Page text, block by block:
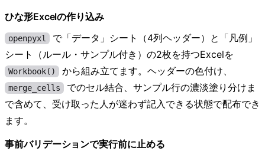
ひな形Excelの作り込み
openpyxl
で「データ」シート（4列ヘッダー）と「凡例」
シート（ルール・サンプル付き）の2枚を持つExcelを
Workbook() から組み立てます。ヘッダーの色付け、
merge_cells
でのセル結合、サンプル行の濃淡塗り分けま
で含めて、受け取った人が迷わず記入できる状態で配布でき
ます。
事前バリデーションで実行前に止める